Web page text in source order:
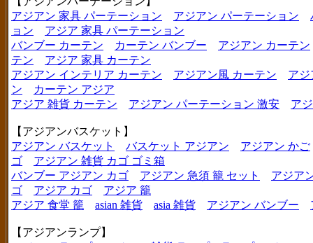
アジアン 家具 パーテーション
アジアン パーテーション
ョン
アジア 家具 パーテーション
バンブー カーテン
カーテン バンブー
アジアン カーテン
テン
アジア 家具 カーテン
アジアン インテリア カーテン
アジアン風 カーテン
アジ
ン
カーテン アジア
アジア 雑貨 カーテン
アジアン パーテーション 激安 ア
【アジアンバスケット】
アジアン バスケット
バスケット アジアン
アジアン かご
ゴ
アジアン 雑貨 カゴ ゴミ箱
バンブー アジアン カゴ
アジアン 急須 籠 セット
アジア
ゴ
アジア カゴ
アジア 籠
アジア 食堂 籠
asian 雑貨 asia 雑貨 アジアン バンブー
【アジアンランプ】